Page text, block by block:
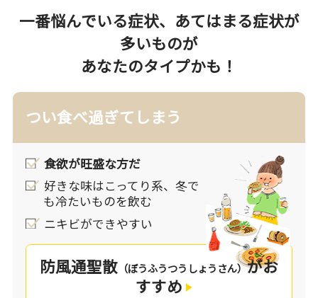
態が続くことで起こります。
肥満を解消するには、「新陳代謝を上げる」ことがポ
イント。その方法は、消費エネルギーを増やすこと。
また食欲を抑えることも摂取エネルギーを減らすこと
●改善アドバイス①運動
して筋肉を動かし続けることが重要です。ウォーキン
グのような長時間続けられる有酸素運動が効果的で
す。
●改善アドバイス②食事
食事の時間はゆったりと、しっかりよく噛むことで、
満腹感を得られる工夫を。また、脂っぽいもの、味の
濃いもの、からいものは胃熱（食欲旺盛な状態）をつ
一番悩んでいる症状、あてはまる症状が
多いものが
あなたのタイプかも！
つい食べ過ぎてしまう
食欲が旺盛な方だ
好きな味はこってり系、冬で
も冷たいものを飲む
ニキビができやすい
防風通聖散 （ぼうふうつうしょうさん）がお
すすめ